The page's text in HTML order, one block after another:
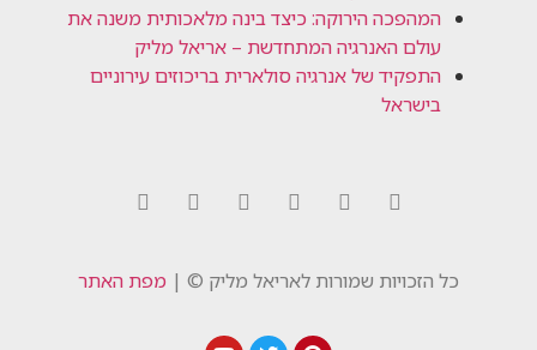
המהפכה הירוקה: כיצד בינה מלאכותית משנה את
עולם האנרגיה המתחדשת – אריאל מליק
התפקיד של אנרגיה סולארית בריכוזים עירוניים
בישראל
כל הזכויות שמורות לאריאל מליק © | מפת האתר